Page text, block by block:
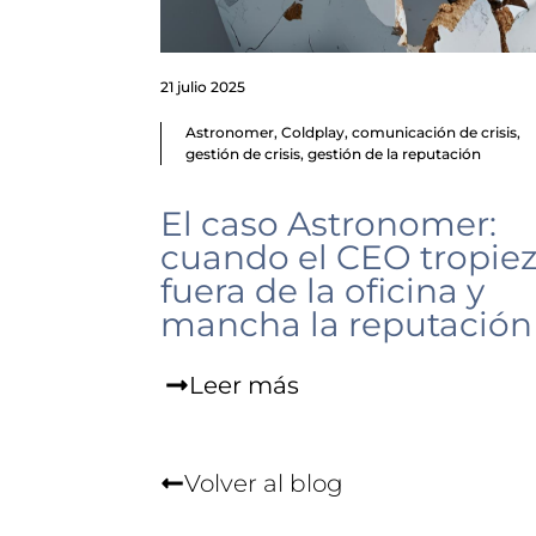
21 julio 2025
Astronomer,Coldplay,comunicación de crisis,
gestión de crisis,gestión de la reputación
El caso Astronomer:
cuando el CEO
fuera de la oficina y
mancha la reputación
Leer más
Volver al blog